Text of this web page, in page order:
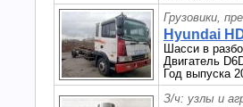
Грузовики,
Hyundai
Шасси в
Двигатель
Год выпуска
З/ч: узлы и